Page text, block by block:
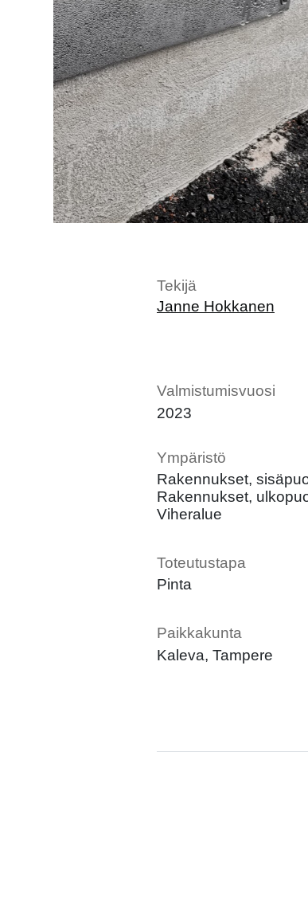
Tekijä
Janne Hokkanen
Valmistumisvuosi
2023
Ympäristö
Rakennukset,
Rakennukset,
Viheralue
Toteutustapa
Pinta
Paikkakunta
Kaleva, Tampere